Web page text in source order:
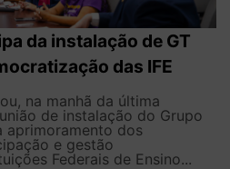
da instalação de GT
das IFE
na manhã da última
de instalação do Grupo
aprimoramento dos
e gestão
Federais de Ensino...